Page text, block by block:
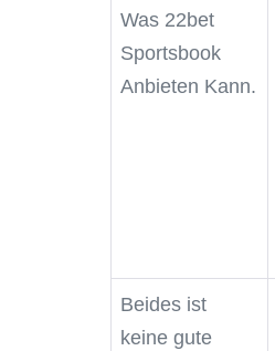
Was 22bet
Sportsbook
Anbieten Kann.
Beides ist
keine gute